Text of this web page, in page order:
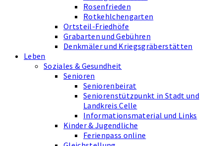
Rosenfrieden
Rotkehlchengarten
Ortsteil-Friedhöfe
Grabarten und Gebühren
Denkmäler und Kriegsgräberstätten
Leben
Soziales & Gesundheit
Senioren
Seniorenbeirat
Seniorenstützpunkt in Stadt und
Landkreis Celle
Informationsmaterial und Links
Kinder & Jugendliche
Ferienpass online